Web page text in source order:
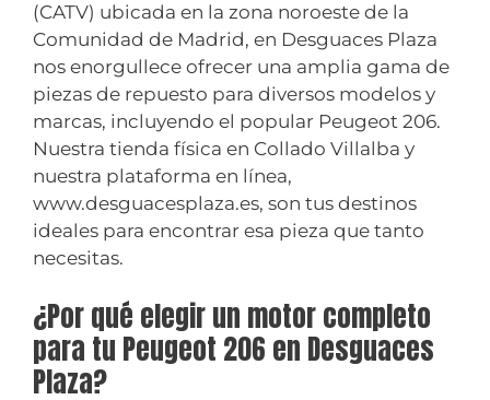
(CATV) ubicada en la zona noroeste de la
Comunidad de Madrid, en Desguaces Plaza
nos enorgullece ofrecer una amplia gama de
piezas de repuesto para diversos modelos y
marcas, incluyendo el popular Peugeot 206.
Nuestra tienda física en Collado Villalba y
nuestra plataforma en línea,
www.desguacesplaza.es, son tus destinos
ideales para encontrar esa pieza que tanto
necesitas.
¿Por qué elegir un motor completo
para tu Peugeot 206 en Desguaces
Plaza?